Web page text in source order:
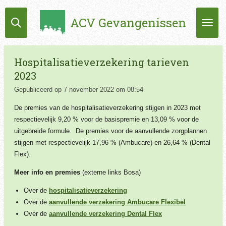
Ga
direct
de
hoofdinhoud
ACV Gevangenissen
Hospitalisatieverzekering tarieven
2023
Gepubliceerd op 7 november 2022 om 08:54
De premies van de hospitalisatieverzekering stijgen in 2023 met
respectievelijk 9,20 % voor de basispremie en 13,09 % voor de
uitgebreide formule.
De premies voor de aanvullende zorgplannen
stijgen met respectievelijk 17,96 % (Ambucare) en 26,64 % (Dental
Flex).
Meer info en premies (externe links Bosa)
Over de hospitalisatieverzekering
Over de aanvullende verzekering Ambucare Flexibel
Over de aanvullende verzekering Dental Flex